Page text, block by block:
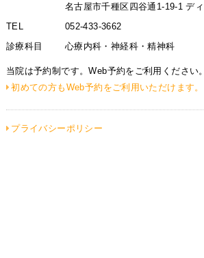
名古屋市千種区四谷通1-19-1 デ
TEL
052-433-3662
診療科目
心療内科・神経科・精神科
当院は予約制です。Web予約をご利用ください。
初めての方もWeb予約をご利用いただけます。
プライバシーポリシー